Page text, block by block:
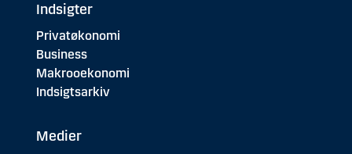
Indsigter
Privatøkonomi
Business
Makrooekonomi
Indsigtsarkiv
Medier